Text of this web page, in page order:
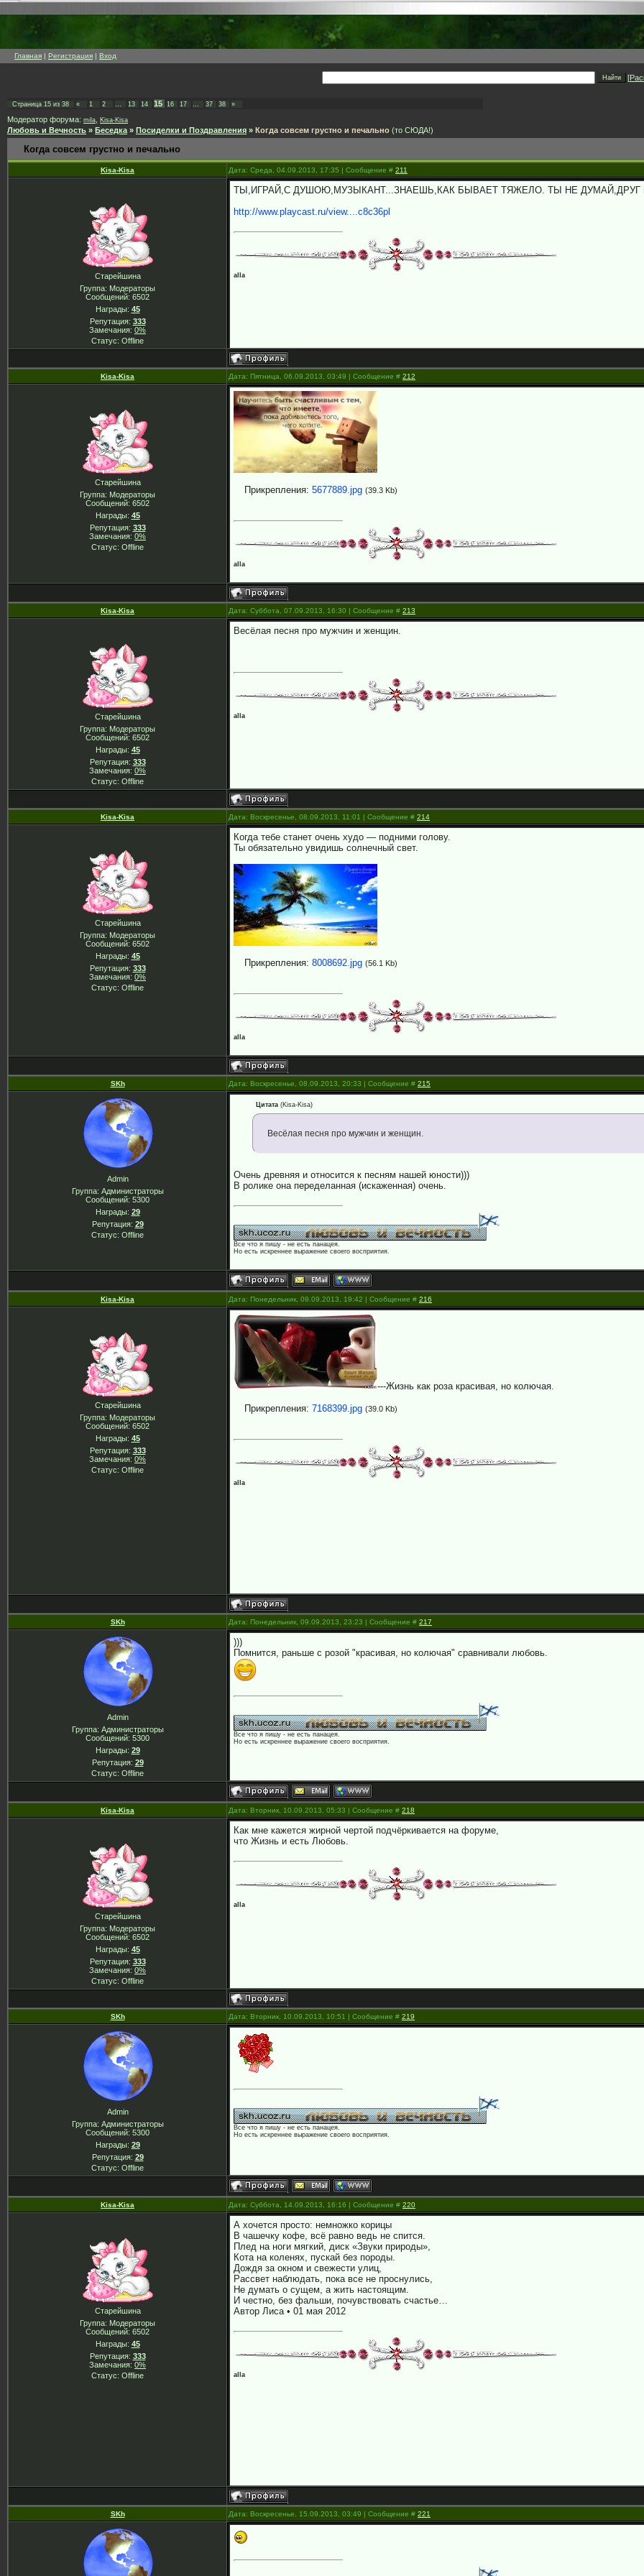
Главная | Регистрация | Вход
[
Страница 15 из 38 « 1 2 … 13 14 15 16 17 … 37 38 »
Модератор форума: mila Kisa-Kisa
Любовь и Вечность » Беседка » Посиделки и Поздравления » Когда совсем грустно и печально (то СЮДА!)
Когда совсем грустно и печально
Kisa-Kisa Дата: Среда, 04.09.2013, 17:35 | Сообщение # 211
Старейшина
Группа: Модераторы
Сообщений: 6502
Награды: 45
Репутация: 333
Замечания: 0%
Статус: Offline
ТЫ,ИГРАЙ,С ДУШОЮ,МУЗЫКАНТ...ЗНАЕШЬ,КАК БЫВАЕТ ТЯЖЕЛО. ТЫ НЕ
http://www.playcast.ru/view....c8c36pl
alla
Kisa-Kisa Дата: Пятница, 06.09.2013, 03:49 | Сообщение # 212
Старейшина
Группа: Модераторы
Сообщений: 6502
Награды: 45
Репутация: 333
Замечания: 0%
Статус: Offline
Прикрепления: 5677889.jpg (39.3 Kb)
alla
Kisa-Kisa Дата: Суббота, 07.09.2013, 16:30 | Сообщение # 213
Старейшина
Группа: Модераторы
Сообщений: 6502
Награды: 45
Репутация: 333
Замечания: 0%
Статус: Offline
Весёлая песня про мужчин и женщин.
alla
Kisa-Kisa Дата: Воскресенье, 08.09.2013, 11:01 | Сообщение # 214
Старейшина
Группа: Модераторы
Сообщений: 6502
Награды: 45
Репутация: 333
Замечания: 0%
Статус: Offline
Когда тебе станет очень худо — подними голову.
Ты обязательно увидишь солнечный свет.
Прикрепления: 8008692.jpg (56.1 Kb)
alla
SKh Дата: Воскресенье, 08.09.2013, 20:33 | Сообщение # 215
Admin
Группа: Администраторы
Сообщений: 5300
Награды: 29
Репутация: 29
Статус: Offline
Цитата (Kisa-Kisa)
Весёлая песня про мужчин и женщин.
Очень древняя и относится к песням нашей юности)))
В ролике она переделанная (искаженная) очень.
Все что я пишу - не есть панацея.
Но есть искреннее выражение своего восприятия.
Kisa-Kisa Дата: Понедельник, 09.09.2013, 19:42 | Сообщение # 216
Старейшина
Группа: Модераторы
Сообщений: 6502
Награды: 45
Репутация: 333
Замечания: 0%
Статус: Offline
---Жизнь как роза красивая, но колючая.
Прикрепления: 7168399.jpg (39.0 Kb)
alla
SKh Дата: Понедельник, 09.09.2013, 23:23 | Сообщение # 217
Admin
Группа: Администраторы
Сообщений: 5300
Награды: 29
Репутация: 29
Статус: Offline
)))
Помнится, раньше с розой "красивая, но колючая" сравнивали любовь.
Все что я пишу - не есть панацея.
Но есть искреннее выражение своего восприятия.
Kisa-Kisa Дата: Вторник, 10.09.2013, 05:33 | Сообщение # 218
Старейшина
Группа: Модераторы
Сообщений: 6502
Награды: 45
Репутация: 333
Замечания: 0%
Статус: Offline
Как мне кажется жирной чертой подчёркивается на форуме,
что Жизнь и есть Любовь.
alla
SKh Дата: Вторник, 10.09.2013, 10:51 | Сообщение # 219
Admin
Группа: Администраторы
Сообщений: 5300
Награды: 29
Репутация: 29
Статус: Offline
Все что я пишу - не есть панацея.
Но есть искреннее выражение своего восприятия.
Kisa-Kisa Дата: Суббота, 14.09.2013, 16:16 | Сообщение # 220
Старейшина
Группа: Модераторы
Сообщений: 6502
Награды: 45
Репутация: 333
Замечания: 0%
Статус: Offline
А хочется просто: немножко корицы
В чашечку кофе, всё равно ведь не спится.
Плед на ноги мягкий, диск «Звуки природы»,
Кота на коленях, пускай без породы.
Дождя за окном и свежести улиц,
Рассвет наблюдать, пока все не проснулись,
Не думать о сущем, а жить настоящим.
И честно, без фальши, почувствовать счастье…
Автор Лиса • 01 мая 2012
alla
SKh Дата: Воскресенье, 15.09.2013, 03:49 | Сообщение # 221